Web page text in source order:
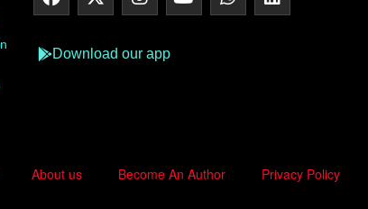
Download our app
About us Become An Author Privacy Policy